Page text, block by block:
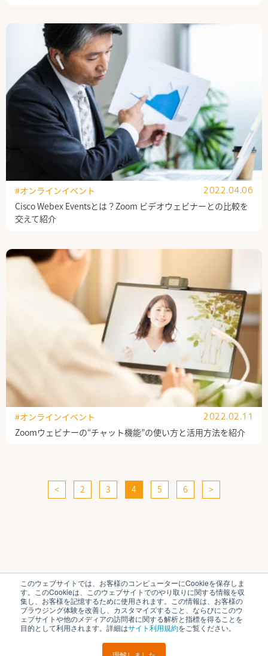
このウェブサイトでは、お客様のコンピューターにCookieを保存しま
す。このCookieは、このウェブサイトでのやり取りに関する情報を収
集し、お客様を記憶するために使用されます。この情報は、お客様の
ブラウジング体験を改善し、カスタマイズすること、ならびにこのウ
ェブサイトや他のメディアの訪問者に関する解析と指標を得ることを
目的として利用されます。詳細はサイト利用規約をご覧ください。
Cisco Webex Eventsとは？Zoom ビデオウェビナーとの比較を
交えて紹介
#オンラインイベント 2022.04.06
Zoomウェビナーの“チャット機能”の使い方と活用方法を紹介
#オンラインイベント 2022.02.11
< 2 3 4 5 6 >
ブイキューブのはたらく研究部とは 運営会社
個人情報保護方針 各種お問い合わせ
© V-cube, Inc. All Rights Reserved.